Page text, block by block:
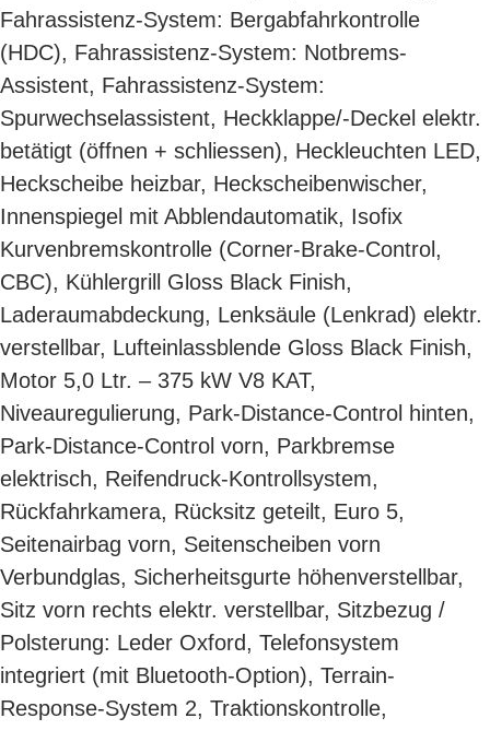
Fahrassistenz-System: Bergabfahrkontrolle
(HDC), Fahrassistenz-System: Notbrems-
Assistent, Fahrassistenz-System:
Spurwechselassistent, Heckklappe/-Deckel elektr.
betätigt (öffnen + schliessen), Heckleuchten LED,
Heckscheibe heizbar, Heckscheibenwischer,
Innenspiegel mit Abblendautomatik, Isofix
Kurvenbremskontrolle (Corner-Brake-Control,
CBC), Kühlergrill Gloss Black Finish,
Laderaumabdeckung, Lenksäule (Lenkrad) elektr.
verstellbar, Lufteinlassblende Gloss Black Finish,
Motor 5,0 Ltr. – 375 kW V8 KAT,
Niveauregulierung, Park-Distance-Control hinten,
Park-Distance-Control vorn, Parkbremse
elektrisch, Reifendruck-Kontrollsystem,
Rückfahrkamera, Rücksitz geteilt, Euro 5,
Seitenairbag vorn, Seitenscheiben vorn
Verbundglas, Sicherheitsgurte höhenverstellbar,
Sitz vorn rechts elektr. verstellbar, Sitzbezug /
Polsterung: Leder Oxford, Telefonsystem
integriert (mit Bluetooth-Option), Terrain-
Response-System 2, Traktionskontrolle,